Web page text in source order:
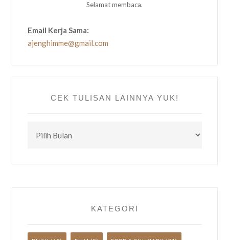
Selamat membaca.
Email Kerja Sama:
ajenghimme@gmail.com
CEK TULISAN LAINNYA YUK!
TULISAN
KATEGORI